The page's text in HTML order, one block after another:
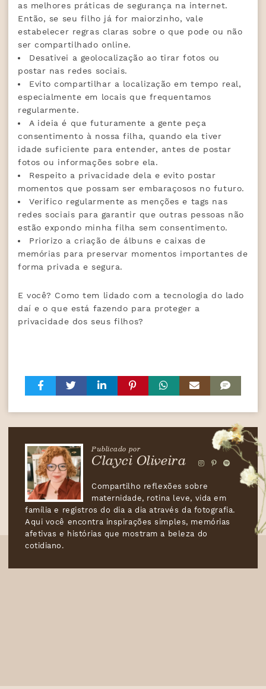
as melhores práticas de segurança na internet.
Então, se seu filho já for maiorzinho, vale
estabelecer regras claras sobre o que pode ou não
ser compartilhado online.
Desativei a geolocalização ao tirar fotos ou
postar nas redes sociais.
Evito compartilhar a localização em tempo real,
especialmente em locais que frequentamos
regularmente.
A ideia é que futuramente a gente peça
consentimento à nossa filha, quando ela tiver
idade suficiente para entender, antes de postar
fotos ou informações sobre ela.
Respeito a privacidade dela e evito postar
momentos que possam ser embaraçosos no futuro.
Verifico regularmente as menções e tags nas
redes sociais para garantir que outras pessoas não
estão expondo minha filha sem consentimento.
Priorizo a criação de álbuns e caixas de
memórias para preservar momentos importantes de
forma privada e segura.
E você? Como tem lidado com a tecnologia do lado
daí e o que está fazendo para proteger a
privacidade dos seus filhos?
Publicado por
Clayci Oliveira
Compartilho reflexões sobre
maternidade, rotina leve, vida em
família e registros do dia a dia através da fotografia.
Aqui você encontra inspirações simples, memórias
afetivas e histórias que mostram a beleza do
cotidiano.